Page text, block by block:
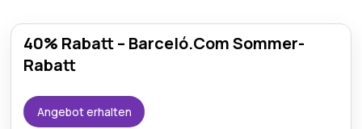
40% Rabatt – Barceló.Com Sommer-
Rabatt
Angebot erhalten